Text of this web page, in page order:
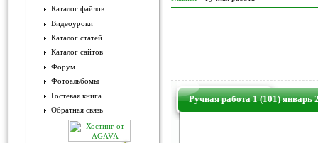
Каталог файлов
Видеоуроки
Каталог статей
Каталог сайтов
Форум
Фотоальбомы
Гостевая книга
Обратная связь
Ручная работа 1 (101) январь